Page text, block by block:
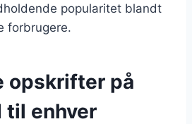
popularitet blandt
forbrugere.
opskrifter på
til enhver